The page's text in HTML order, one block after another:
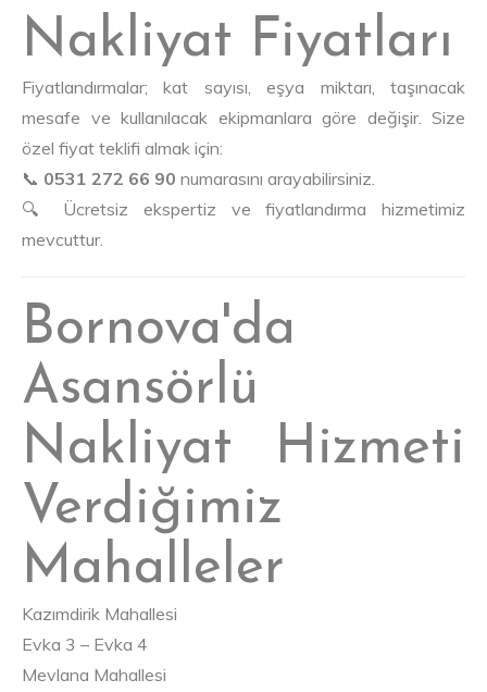
Nakliyat Fiyatları
Fiyatlandırmalar; kat sayısı, eşya miktarı, taşınacak
mesafe ve kullanılacak ekipmanlara göre değişir. Size
özel fiyat teklifi almak için:
📞 0531 272 66 90 numarasını arayabilirsiniz.
🔍 Ücretsiz ekspertiz ve fiyatlandırma hizmetimiz
mevcuttur.
Bornova'da
Asansörlü
Nakliyat Hizmeti
Verdiğimiz
Mahalleler
Kazımdirik Mahallesi
Evka 3 – Evka 4
Mevlana Mahallesi